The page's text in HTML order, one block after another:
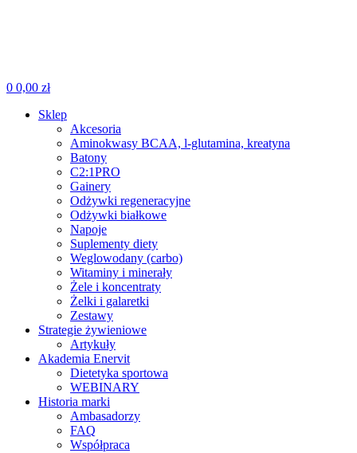
0 0,00 zł
Sklep
Akcesoria
Aminokwasy BCAA, l-glutamina, kreatyna
Batony
C2:1PRO
Gainery
Odżywki regeneracyjne
Odżywki białkowe
Napoje
Suplementy diety
Weglowodany (carbo)
Witaminy i minerały
Żele i koncentraty
Żelki i galaretki
Zestawy
Strategie żywieniowe
Artykuły
Akademia Enervit
Dietetyka sportowa
WEBINARY
Historia marki
Ambasadorzy
FAQ
Współpraca